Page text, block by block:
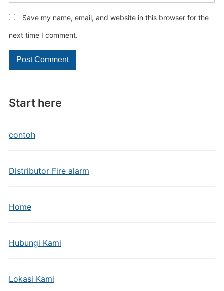
Start here
contoh
Distributor Fire alarm
Home
Hubungi Kami
Lokasi Kami
Save my name, email, and website in this browser for the
next time I comment.